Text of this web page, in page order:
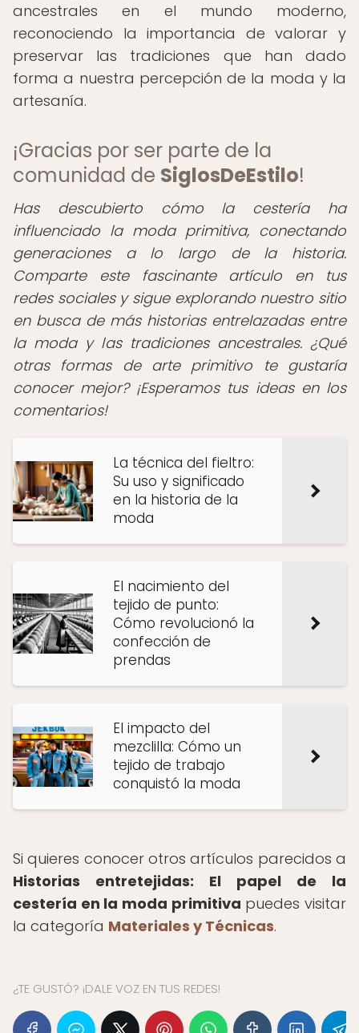
ancestrales en el mundo moderno,
reconociendo la importancia de valorar y
preservar las tradiciones que han dado
forma a nuestra percepción de la moda y la
artesanía.
¡Gracias por ser parte de la
comunidad de SiglosDeEstilo!
Has descubierto cómo la cestería ha
influenciado la moda primitiva, conectando
generaciones a lo largo de la historia.
Comparte este fascinante artículo en tus
redes sociales y sigue explorando nuestro sitio
en busca de más historias entrelazadas entre
la moda y las tradiciones ancestrales. ¿Qué
otras formas de arte primitivo te gustaría
conocer mejor? ¡Esperamos tus ideas en los
comentarios!
La técnica del fieltro:
Su uso y significado
en la historia de la
moda
El nacimiento del
tejido de punto:
Cómo revolucionó la
confección de
prendas
El impacto del
mezclilla: Cómo un
tejido de trabajo
conquistó la moda
Si quieres conocer otros artículos parecidos a
Historias entretejidas: El papel de la
cestería en la moda primitiva puedes visitar
la categoría Materiales y Técnicas.
¿TE GUSTÓ? ¡DALE VOZ EN TUS REDES!